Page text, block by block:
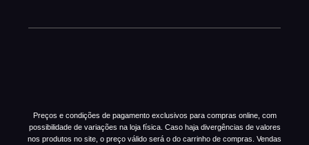
Preços e condições de pagamento exclusivos para compras online, com
possibilidade de variações na loja física. Caso haja divergências de valores
nos produtos no site, o preço válido será o do carrinho de compras. Vendas